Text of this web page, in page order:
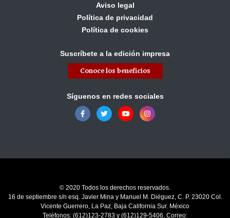
Aviso legal
Política de privacidad
Política de cookies
Suscríbete a la edición impresa
Conoce los beneficios
Síguenos en redes sociales
© 2020 Todos los derechos reservados.
16 de septiembre s/n esq. Javier Mina y Manuel M. Diéguez, C. P. 23020 Col.
Vicente Guerrero, La Paz, Baja California Sur. México
Teléfonos: (612)123-2783 y (612)129-5406, Correo: